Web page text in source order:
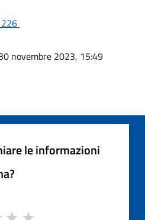
novembre 2023, 15:49
le informazioni